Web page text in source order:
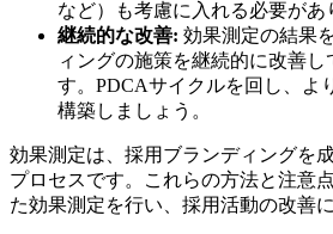
など）も考慮に入れる必要があ
継続的な改善: 効果測定の結果
ィングの施策を継続的に改善
す。PDCAサイクルを回し、よ
構築しましょう。
効果測定は、採用ブランディングを
プロセスです。これらの方法と注意
た効果測定を行い、採用活動の改善